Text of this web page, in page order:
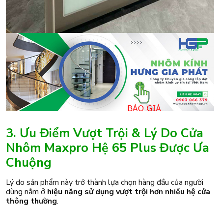
3. Ưu Điểm Vượt Trội & Lý Do Cửa
Nhôm Maxpro Hệ 65 Plus Được Ưa
Chuộng
Lý do sản phẩm này trở thành lựa chọn hàng đầu của người
dùng nằm ở hiệu năng sử dụng vượt trội hơn nhiều hệ cửa
thông thường.